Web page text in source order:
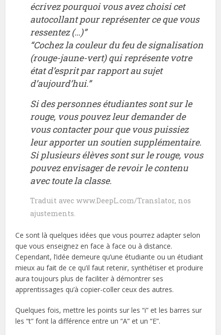
écrivez pourquoi vous avez choisi cet
autocollant pour représenter ce que vous
ressentez (…)”
“Cochez la couleur du feu de signalisation
(rouge-jaune-vert) qui représente votre
état d’esprit par rapport au sujet
d’aujourd’hui.”
Si des personnes étudiantes sont sur le
rouge, vous pouvez leur demander de
vous contacter pour que vous puissiez
leur apporter un soutien supplémentaire.
Si plusieurs élèves sont sur le rouge, vous
pouvez envisager de revoir le contenu
avec toute la classe.
Traduit avec www.DeepL.com/Translator, nos
ajustements.
Ce sont là quelques idées que vous pourrez adapter selon
que vous enseignez en face à face ou à distance.
Cependant, l’idée demeure qu’une étudiante ou un étudiant
mieux au fait de ce qu’il faut retenir, synthétiser et produire
aura toujours plus de faciliter à démontrer ses
apprentissages qu’à copier-coller ceux des autres.
Quelques fois, mettre les points sur les “i” et les barres sur
les “t” font la différence entre un “A” et un “E”.